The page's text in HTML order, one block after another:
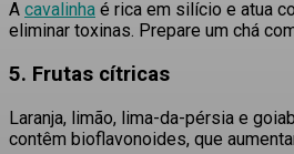
A cavalinha é rica em silício e atua
eliminar toxinas. Prepare um chá
5. Frutas cítricas
Laranja, limão, lima-da-pérsia e
contêm bioflavonoides, que